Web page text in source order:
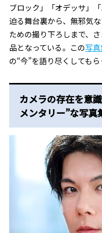
ブロック」「オデッサ」
迫る舞台裏から、無邪気な
ための撮り下ろしまで、
品となっている。この写
の“今”を語り尽くしてもら
カメラの存在を意
メンタリー”な写真